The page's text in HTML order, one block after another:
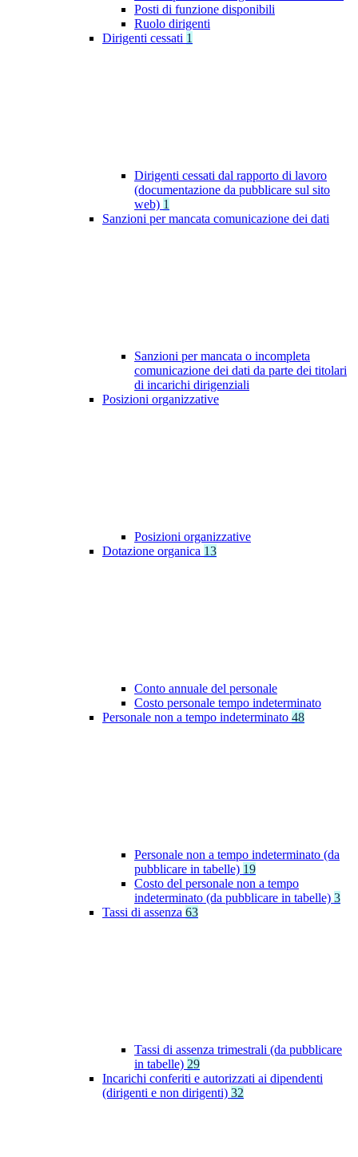
Posti di funzione disponibili
Ruolo dirigenti
Dirigenti cessati 1
Dirigenti cessati dal rapporto di lavoro
(documentazione da pubblicare sul sito
web) 1
Sanzioni per mancata comunicazione dei dati
Sanzioni per mancata o incompleta
comunicazione dei dati da parte dei titolari
di incarichi dirigenziali
Posizioni organizzative
Posizioni organizzative
Dotazione organica 13
Conto annuale del personale
Costo personale tempo indeterminato
Personale non a tempo indeterminato 48
Personale non a tempo indeterminato (da
pubblicare in tabelle) 19
Costo del personale non a tempo
indeterminato (da pubblicare in tabelle) 3
Tassi di assenza 63
Tassi di assenza trimestrali (da pubblicare
in tabelle) 29
Incarichi conferiti e autorizzati ai dipendenti
(dirigenti e non dirigenti) 32